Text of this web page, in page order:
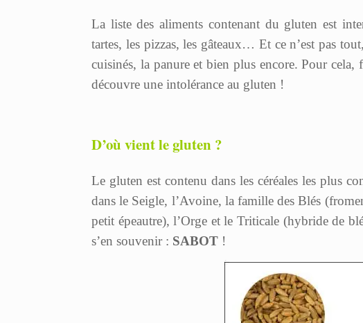
La liste des aliments contenant du gluten est
tartes, les pizzas, les gâteaux… Et ce n’est pas
cuisinés, la panure et bien plus encore. Pour cela,
découvre une intolérance au gluten !
D’où vient le gluten ?
Le gluten est contenu dans les céréales les plus
dans le Seigle, l’Avoine, la famille des Blés
petit épeautre), l’Orge et le Triticale (hybride de
s’en souvenir : SABOT !